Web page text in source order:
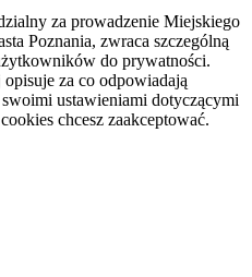
za prowadzenie Miejskiego
Poznania, zwraca szczególną
do prywatności.
za co odpowiadają
ustawieniami dotyczącymi
chcesz zaakceptować.